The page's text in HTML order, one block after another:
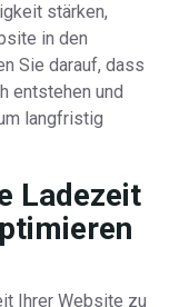
stärken,
in den
Sie darauf, dass
entstehen und
langfristig
Ladezeit
Ihrer Website zu